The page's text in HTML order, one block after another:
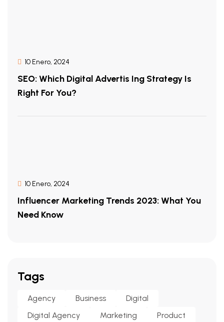
10 Enero, 2024
SEO: Which Digital Advertis Ing Strategy Is
Right For You?
10 Enero, 2024
Influencer Marketing Trends 2023: What You
Need Know
Tags
Agency Business
Digital
Digital Agency
Marketing
Product